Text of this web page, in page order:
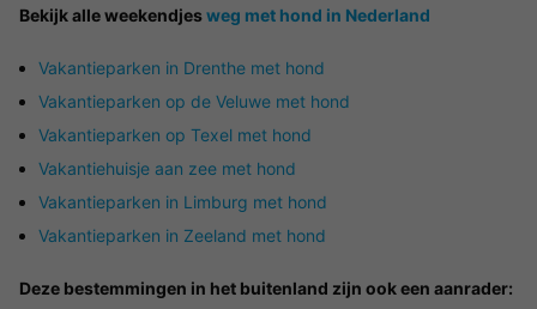
Bekijk alle weekendjesweg met hond in Nederland
Vakantieparken in Drenthe met hond
Vakantieparken op de Veluwe met hond
Vakantieparken op Texel met hond
Vakantiehuisje aan zee met hond
Vakantieparken in Limburg met hond
Vakantieparken in Zeeland met hond
Deze bestemmingen in het buitenland zijn ook een aanrader: